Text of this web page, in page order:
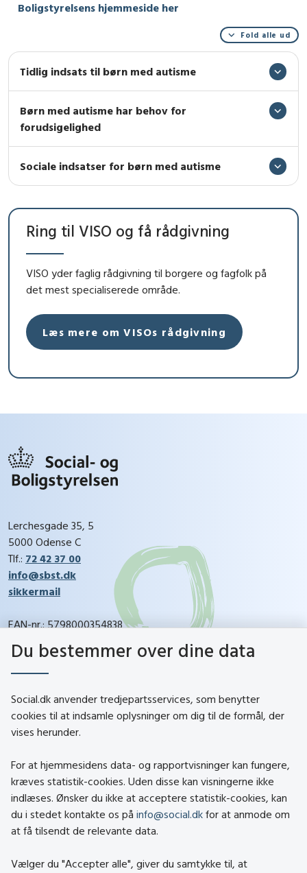
Boligstyrelsens hjemmeside her
Fold alle ud
Tidlig indsats til børn med autisme
Børn med autisme har behov for
forudsigelighed
Sociale indsatser for børn med autisme
Ring til VISO og få rådgivning
VISO yder faglig rådgivning til borgere og fagfolk på
det mest specialiserede område.
Læs mere om VISOs rådgivning
Lerchesgade 35, 5
5000 Odense C
Tlf.: 72 42 37 00
info@sbst.dk
sikkermail
EAN-nr.: 5798000354838
CVR-nr.: 26144698
Kontakt
About social.dk
Tilgængelighedserklæring
Om brugen af cookies
Du bestemmer over dine data
Social.dk anvender tredjepartsservices, som benytter
cookies til at indsamle oplysninger om dig til de formål, der
vises herunder.
For at hjemmesidens data- og rapportvisninger kan fungere,
kræves statistik-cookies. Uden disse kan visningerne ikke
indlæses. Ønsker du ikke at acceptere statistik-cookies, kan
du i stedet kontakte os på info@social.dk for at anmode om
at få tilsendt de relevante data.
Vælger du "Accepter alle", giver du samtykke til, at